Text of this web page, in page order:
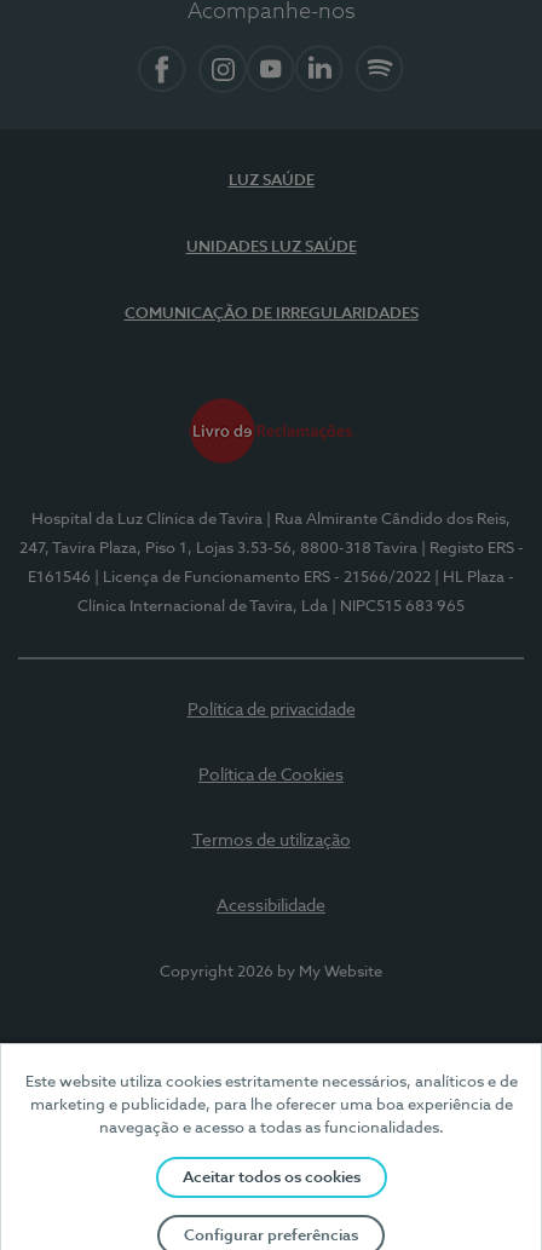
Este website utiliza cookies estritamente necessários, analíticos e de
marketing e publicidade, para lhe oferecer uma boa experiência de
navegação e acesso a todas as funcionalidades.
Aceitar todos os cookies
Configurar preferências
Acompanhe-nos
LUZ SAÚDE
UNIDADES LUZ SAÚDE
COMUNICAÇÃO DE IRREGULARIDADES
Hospital da Luz Clínica de Tavira
| Rua Almirante Cândido dos Reis,
247, Tavira Plaza, Piso 1, Lojas 3.53-56, 8800-318 Tavira
| Registo ERS -
E161546
| Licença de Funcionamento ERS - 21566/2022
| HL Plaza -
Clínica Internacional de Tavira, Lda
| NIPC515 683 965
Política de privacidade
Política de Cookies
Termos de utilização
Acessibilidade
Copyright 2026 by My Website